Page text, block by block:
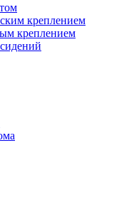
креплением
креплением